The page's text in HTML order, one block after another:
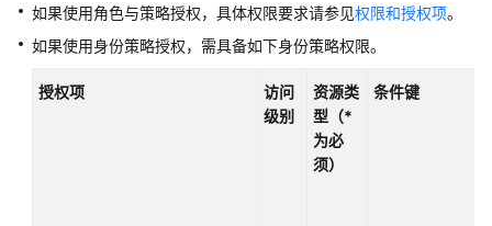
明
速
如果使用角色与策略授权，具体权限要求请参见权限和授权项。
如果使用身份策略授权，需具备如下身份策略权限。
授权项
访问
级别
资源类
型（*
为必
须）
条件键